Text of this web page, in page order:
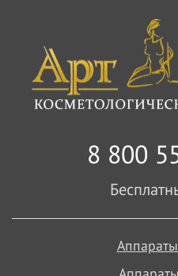
8 800